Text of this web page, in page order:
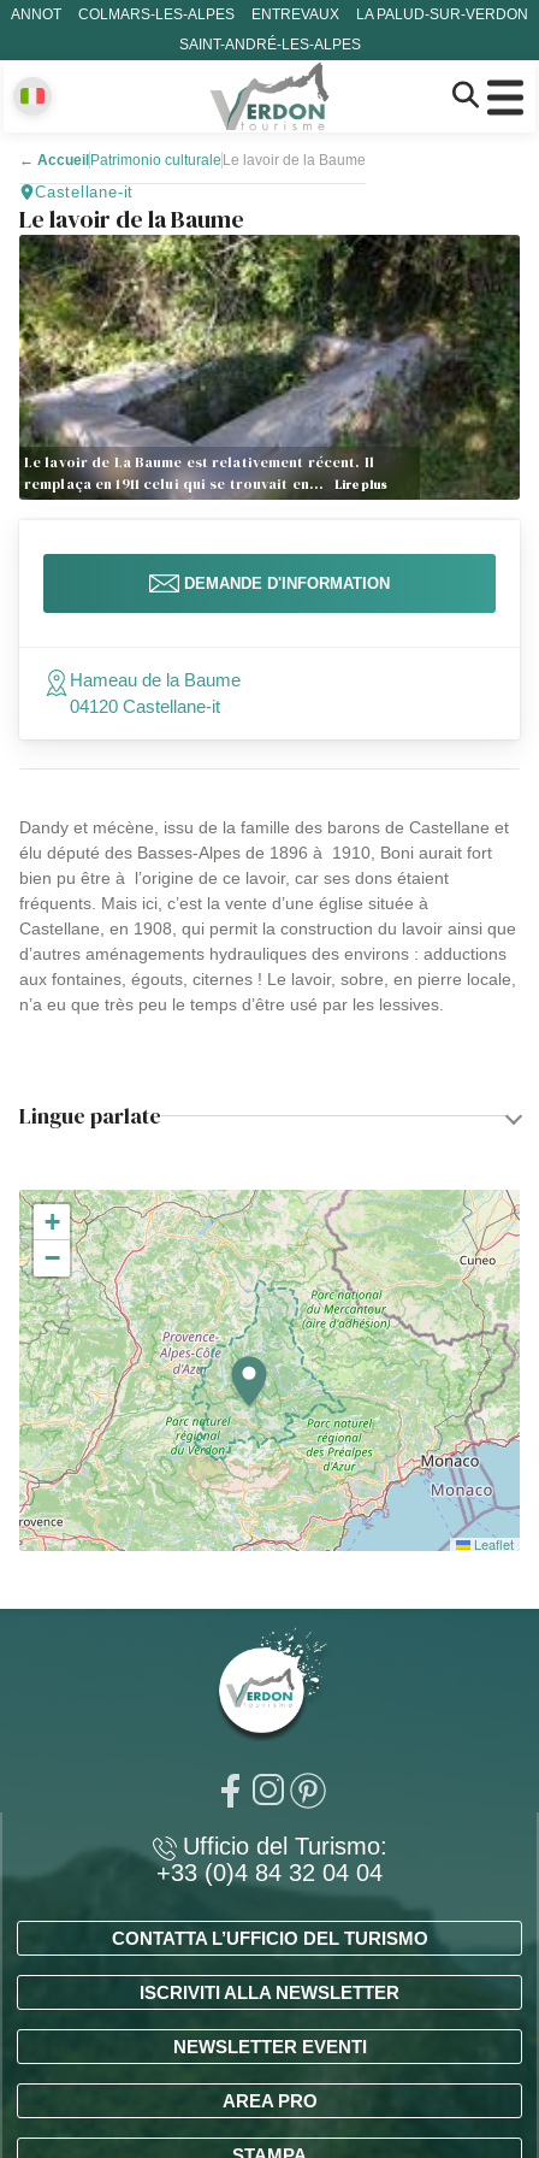
ANNOT COLMARS-LES-ALPES ENTREVAUX
LA PALUD-SUR-VERDON
SAINT-ANDRÉ-LES-ALPES
← Accueil Patrimonio culturale Le lavoir de la Baume
Castellane-it
Le lavoir de la Baume
Le lavoir de La Baume est relativement récent. Il
remplaça en 1911 celui qui se trouvait en…
Lire plus
Dandy et mécène, issu de la famille des barons de Castellane et
élu député des Basses-Alpes de 1896 à 1910, Boni aurait fort
bien pu être à l’origine de ce lavoir, car ses dons étaient
fréquents. Mais ici, c’est la vente d’une église située à
Castellane, en 1908, qui permit la construction du lavoir ainsi que
d’autres aménagements hydrauliques des environs : adductions
aux fontaines, égouts, citernes ! Le lavoir, sobre, en pierre locale,
n’a eu que très peu le temps d’être usé par les lessives.
Lingue parlate
+
−
Leaflet
DEMANDE D'INFORMATION
Hameau de la Baume
04120 Castellane-it
Ufficio del Turismo:
+33 (0)4 84 32 04 04
CONTATTA L’UFFICIO DEL TURISMO
ISCRIVITI ALLA NEWSLETTER
NEWSLETTER EVENTI
AREA PRO